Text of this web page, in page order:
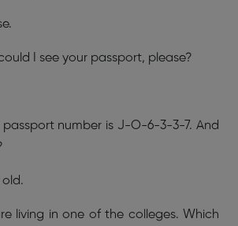
I see your passport, please?
passport number is J-O-6-3-3-7. And
old.
living in one of the colleges. Which